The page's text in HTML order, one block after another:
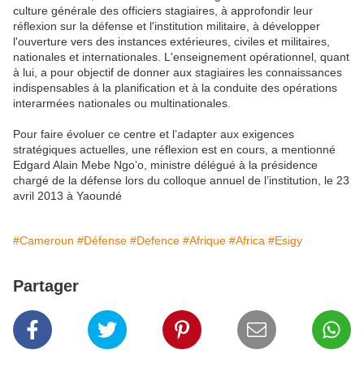
culture générale des officiers stagiaires, à approfondir leur
réflexion sur la défense et l'institution militaire, à développer
l'ouverture vers des instances extérieures, civiles et militaires,
nationales et internationales. L'enseignement opérationnel, quant
à lui, a pour objectif de donner aux stagiaires les connaissances
indispensables à la planification et à la conduite des opérations
interarmées nationales ou multinationales.
Pour faire évoluer ce centre et l’adapter aux exigences
stratégiques actuelles, une réflexion est en cours, a mentionné
Edgard Alain Mebe Ngo’o, ministre délégué à la présidence
chargé de la défense lors du colloque annuel de l’institution, le 23
avril 2013 à Yaoundé
#Cameroun #Défense #Defence #Afrique #Africa #Esigy
Partager